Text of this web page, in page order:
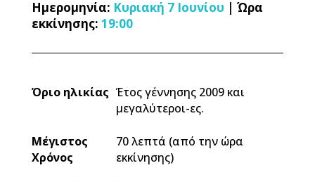
Ημερομηνία: Κυριακή 7 Ιουνίου | Ώρα
εκκίνησης: 19:00
Όριο ηλικίας Έτος γέννησης 2009 και
μεγαλύτεροι-ες.
Μέγιστος
Χρόνος
70 λεπτά (από την ώρα
εκκίνησης)